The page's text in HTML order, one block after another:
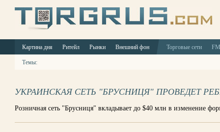
Картина дня Ритейл Рынки Внешний фон Торговые сети
Темы:
УКРАИНСКАЯ СЕТЬ "БРУСНИЦЯ" ПРОВЕДЕТ
Розничная сеть "Брусниця" вкладывает до $40 млн в изменение